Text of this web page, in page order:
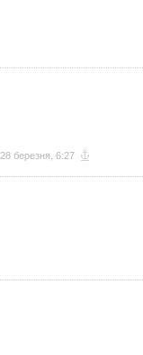
28 березня, 6:27